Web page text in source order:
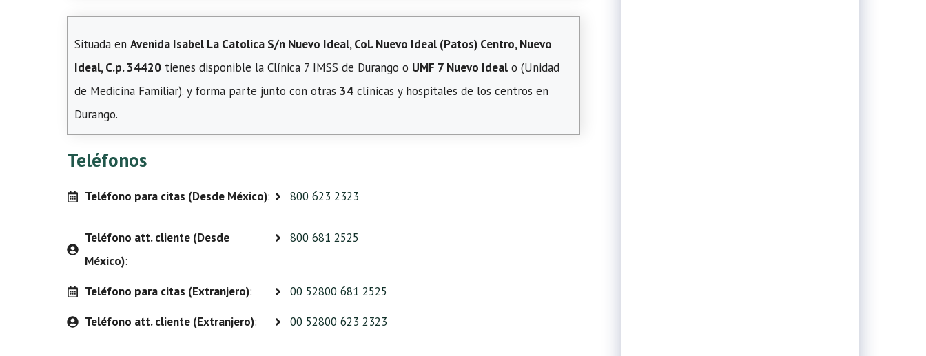
Situada en Avenida Isabel La Catolica S/n Nuevo Ideal, Col. Nuevo Ideal (Patos) Centro, Nuevo
Ideal, C.p. 34420 tienes disponible la Clínica 7 IMSS de Durango o UMF 7 Nuevo Ideal o (Unidad
de Medicina Familiar). y forma parte junto con otras 34 clínicas y hospitales de los centros en
Durango.
Teléfonos
Teléfono para citas (Desde México): 800 623 2323
Teléfono att. cliente (Desde
México):
800 681 2525
Teléfono para citas (Extranjero):
00 52800 681 2525
Teléfono att. cliente (Extranjero): 00 52800 623 2323